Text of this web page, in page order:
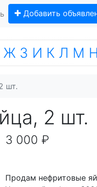
Добавить
шт.
2 шт.
3 000 ₽
Продам нефритовые
Ж З И К Л М Н